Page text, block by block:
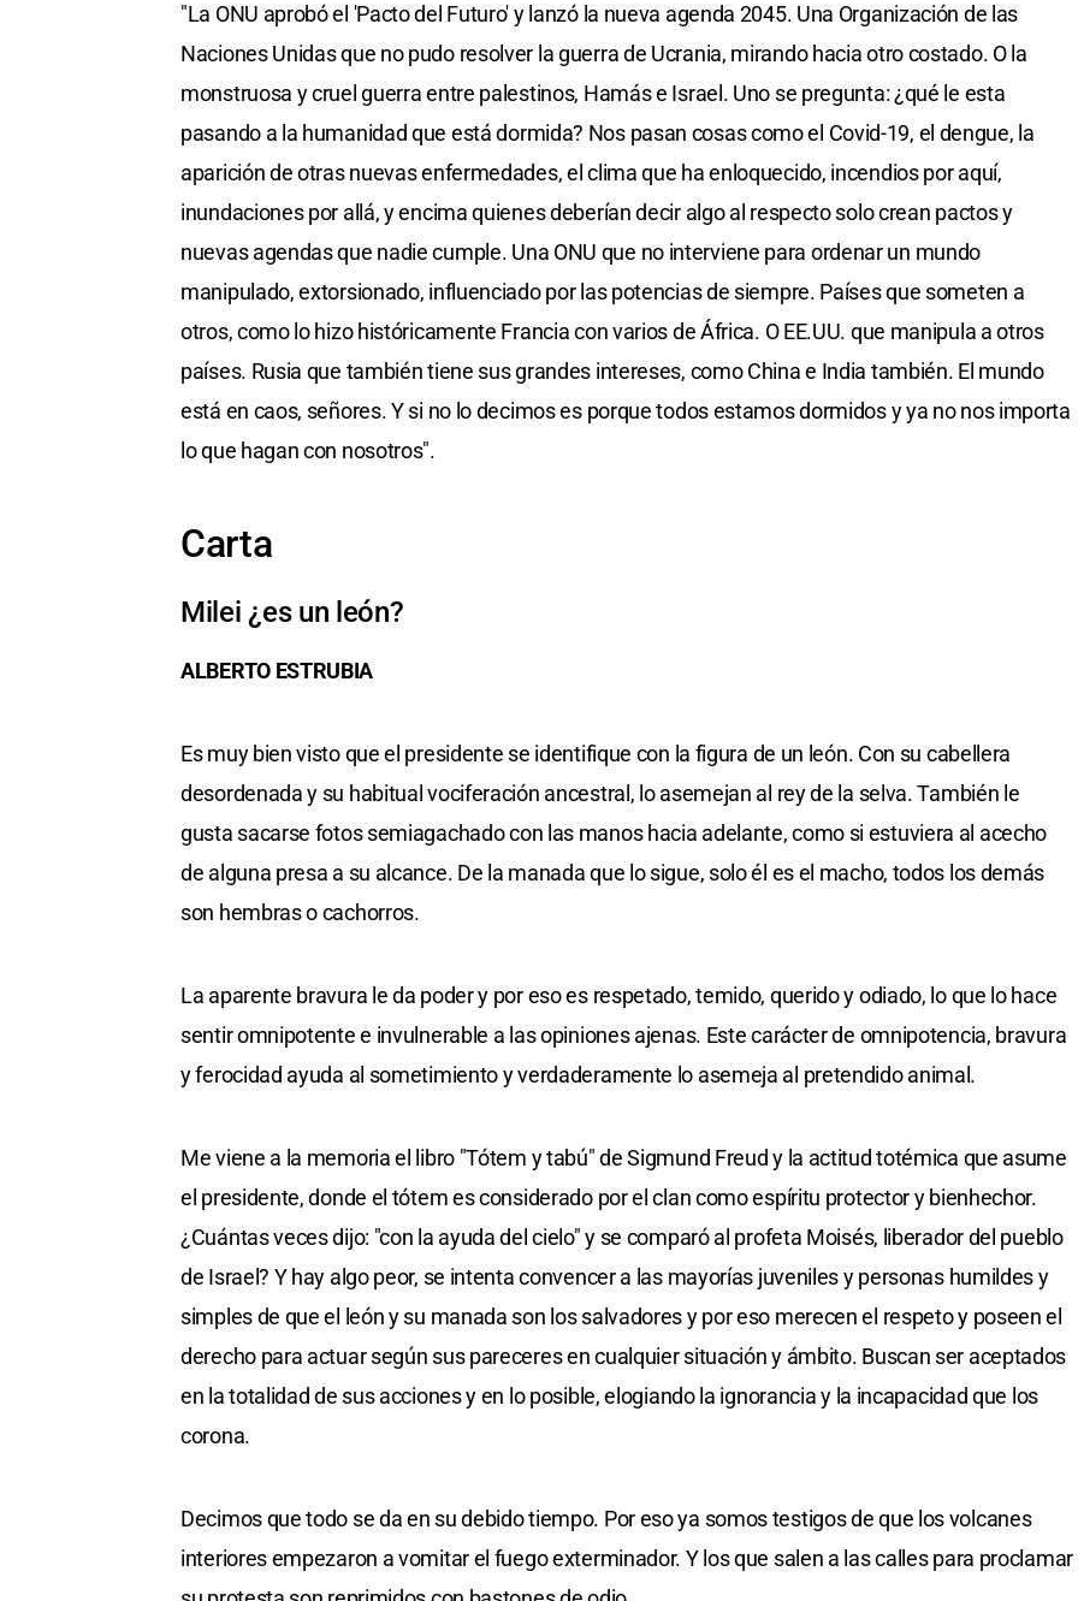
"La ONU aprobó el 'Pacto del Futuro' y lanzó la nueva agenda 2045. Una Organización de las
Naciones Unidas que no pudo resolver la guerra de Ucrania, mirando hacia otro costado. O la
monstruosa y cruel guerra entre palestinos, Hamás e Israel. Uno se pregunta: ¿qué le esta
pasando a la humanidad que está dormida? Nos pasan cosas como el Covid-19, el dengue, la
aparición de otras nuevas enfermedades, el clima que ha enloquecido, incendios por aquí,
inundaciones por allá, y encima quienes deberían decir algo al respecto solo crean pactos y
nuevas agendas que nadie cumple. Una ONU que no interviene para ordenar un mundo
manipulado, extorsionado, influenciado por las potencias de siempre. Países que someten a
otros, como lo hizo históricamente Francia con varios de África. O EE.UU. que manipula a otros
países. Rusia que también tiene sus grandes intereses, como China e India también. El mundo
está en caos, señores. Y si no lo decimos es porque todos estamos dormidos y ya no nos importa
lo que hagan con nosotros".
Carta
Milei ¿es un león?
ALBERTO ESTRUBIA
Es muy bien visto que el presidente se identifique con la figura de un león. Con su cabellera
desordenada y su habitual vociferación ancestral, lo asemejan al rey de la selva. También le
gusta sacarse fotos semiagachado con las manos hacia adelante, como si estuviera al acecho
de alguna presa a su alcance. De la manada que lo sigue, solo él es el macho, todos los demás
son hembras o cachorros.
La aparente bravura le da poder y por eso es respetado, temido, querido y odiado, lo que lo hace
sentir omnipotente e invulnerable a las opiniones ajenas. Este carácter de omnipotencia, bravura
y ferocidad ayuda al sometimiento y verdaderamente lo asemeja al pretendido animal.
Me viene a la memoria el libro "Tótem y tabú" de Sigmund Freud y la actitud totémica que asume
el presidente, donde el tótem es considerado por el clan como espíritu protector y bienhechor.
¿Cuántas veces dijo: "con la ayuda del cielo" y se comparó al profeta Moisés, liberador del pueblo
de Israel? Y hay algo peor, se intenta convencer a las mayorías juveniles y personas humildes y
simples de que el león y su manada son los salvadores y por eso merecen el respeto y poseen el
derecho para actuar según sus pareceres en cualquier situación y ámbito. Buscan ser aceptados
en la totalidad de sus acciones y en lo posible, elogiando la ignorancia y la incapacidad que los
corona.
Decimos que todo se da en su debido tiempo. Por eso ya somos testigos de que los volcanes
interiores empezaron a vomitar el fuego exterminador. Y los que salen a las calles para proclamar